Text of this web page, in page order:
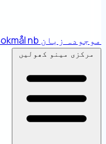
موجودہ زبان nb
مرکزی مینو کھولیں